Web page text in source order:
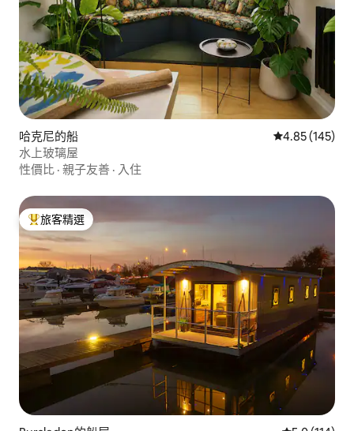
哈克尼的船 從 145 則評價
4.85 (145)
水上玻璃屋
性價比 · 親子友善 · 入住
旅客精選榜首
旅客精選